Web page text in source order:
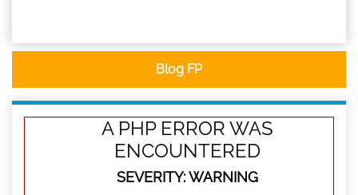
Blog FP
A PHP ERROR WAS
ENCOUNTERED
SEVERITY: WARNING